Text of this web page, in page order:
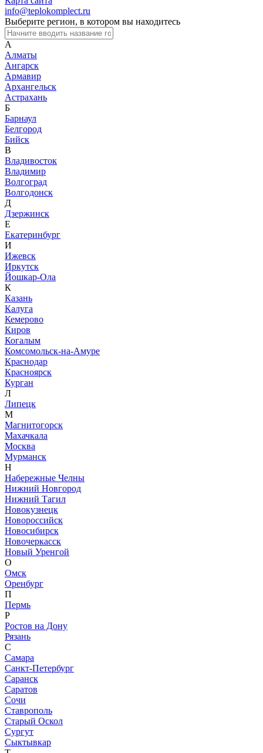
info@teplokomplect.ru
Выберите регион, в котором вы находитесь
А
Алматы
Ангарск
Армавир
Архангельск
Астрахань
Б
Барнаул
Белгород
Бийск
В
Владивосток
Владимир
Волгоград
Волгодонск
Д
Дзержинск
Е
Екатеринбург
И
Ижевск
Иркутск
Йошкар-Ола
К
Казань
Калуга
Кемерово
Киров
Когалым
Комсомольск-на-Амуре
Краснодар
Красноярск
Курган
Л
Липецк
М
Магнитогорск
Махачкала
Москва
Мурманск
Н
Набережные Челны
Нижний Новгород
Нижний Тагил
Новокузнецк
Новороссийск
Новосибирск
Новочеркасск
Новый Уренгой
О
Омск
Оренбург
П
Пермь
Р
Ростов на Дону
Рязань
С
Самара
Санкт-Петербург
Саранск
Саратов
Сочи
Ставрополь
Старый Оскол
Сургут
Сыктывкар